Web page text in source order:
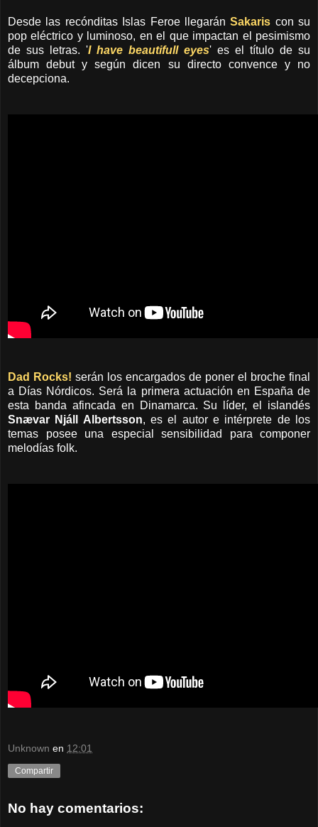
Desde las recónditas Islas Feroe llegaránSakaris con su
pop eléctrico y luminoso, en el que impactan el pesimismo
de sus letras. 'I have beautifull eyes' es el título de su
álbum debut y según dicen su directo convence y no
decepciona.
Dad Rocks! serán los encargados de poner el broche final
a Días Nórdicos. Será la primera actuación en España de
esta banda afincada en Dinamarca. Su líder, el islandés
Snævar Njáll Albertsson, es el autor e intérprete de los
temas posee una especial sensibilidad para componer
melodías folk.
Unknown en 12:01
Compartir
No hay comentarios: